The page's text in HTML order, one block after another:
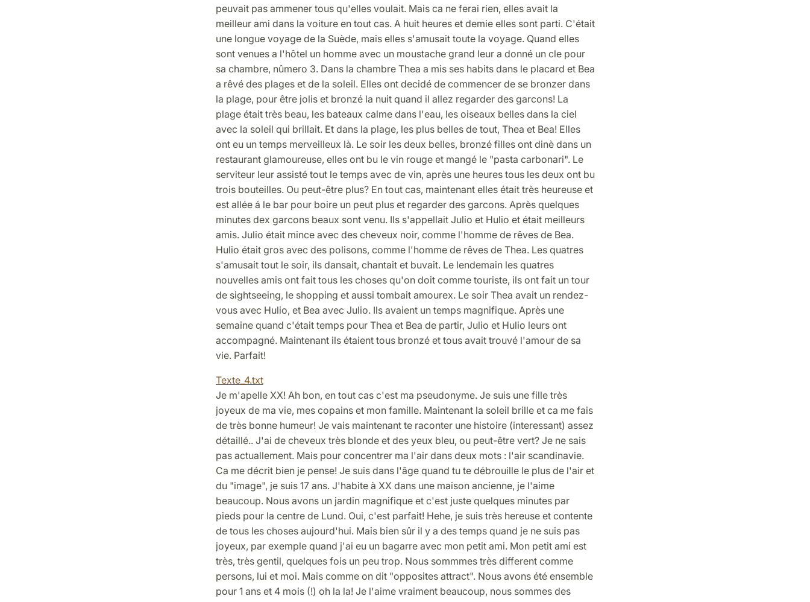
peuvait pas ammener tous qu'elles voulait. Mais ca ne ferai rien, elles avait la
meilleur ami dans la voiture en tout cas. A huit heures et demie elles sont parti. C'était
une longue voyage de la Suède, mais elles s'amusait toute la voyage. Quand elles
sont venues a l'hôtel un homme avec un moustache grand leur a donné un cle pour
sa chambre, nûmero 3. Dans la chambre Thea a mis ses habits dans le placard et Bea
a rêvé des plages et de la soleil. Elles ont decidé de commencer de se bronzer dans
la plage, pour être jolis et bronzé la nuit quand il allez regarder des garcons! La
plage était très beau, les bateaux calme dans l'eau, les oiseaux belles dans la ciel
avec la soleil qui brillait. Et dans la plage, les plus belles de tout, Thea et Bea! Elles
ont eu un temps merveilleux là. Le soir les deux belles, bronzé filles ont dinè dans un
restaurant glamoureuse, elles ont bu le vin rouge et mangé le "pasta carbonari". Le
serviteur leur assisté tout le temps avec de vin, après une heures tous les deux ont bu
trois bouteilles. Ou peut-être plus? En tout cas, maintenant elles était très heureuse et
est allée á le bar pour boire un peut plus et regarder des garcons. Après quelques
minutes dex garcons beaux sont venu. Ils s'appellait Julio et Hulio et était meilleurs
amis. Julio était mince avec des cheveux noir, comme l'homme de rêves de Bea.
Hulio était gros avec des polisons, comme l'homme de rêves de Thea. Les quatres
s'amusait tout le soir, ils dansait, chantait et buvait. Le lendemain les quatres
nouvelles amis ont fait tous les choses qu'on doit comme touriste, ils ont fait un tour
de sightseeing, le shopping et aussi tombait amourex. Le soir Thea avait un rendez-
vous avec Hulio, et Bea avec Julio. Ils avaient un temps magnifique. Après une
semaine quand c'était temps pour Thea et Bea de partir, Julio et Hulio leurs ont
accompagné. Maintenant ils étaient tous bronzé et tous avait trouvé l'amour de sa
vie. Parfait!
Texte_4.txt
Je m'apelle XX! Ah bon, en tout cas c'est ma pseudonyme. Je suis une fille très
joyeux de ma vie, mes copains et mon famille. Maintenant la soleil brille et ca me fais
de très bonne humeur! Je vais maintenant te raconter une histoire (interessant) assez
détaillé.. J'ai de cheveux très blonde et des yeux bleu, ou peut-être vert? Je ne sais
pas actuallement. Mais pour concentrer ma l'air dans deux mots : l'air scandinavie.
Ca me décrit bien je pense! Je suis dans l'âge quand tu te débrouille le plus de l'air et
du "image", je suis 17 ans. J'habite à XX dans une maison ancienne, je l'aime
beaucoup. Nous avons un jardin magnifique et c'est juste quelques minutes par
pieds pour la centre de Lund. Oui, c'est parfait! Hehe, je suis très hereuse et contente
de tous les choses aujourd'hui. Mais bien sûr il y a des temps quand je ne suis pas
joyeux, par exemple quand j'ai eu un bagarre avec mon petit ami. Mon petit ami est
très, très gentil, quelques fois un peu trop. Nous sommmes très different comme
persons, lui et moi. Mais comme on dit "opposites attract". Nous avons été ensemble
pour 1 ans et 4 mois (!) oh la la! Je l'aime vraiment beaucoup, nous sommes des